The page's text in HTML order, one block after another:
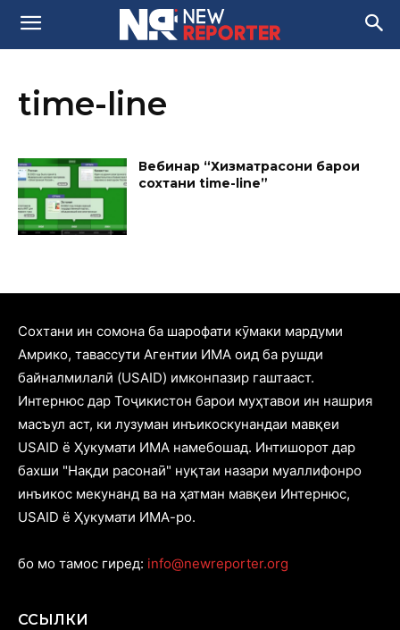
time-line
Вебинар “Хизматрасони барои
сохтани time-line”
Cохтани ин сомона ба шарофати кӯмаки мардуми
Амрико, тавассути Агентии ИМА оид ба рушди
байналмилалӣ (USAID) имконпазир гаштааст.
Интернюс дар Тоҷикистон барои муҳтавои ин нашрия
масъул аст, ки лузуман инъикоскунандаи мавқеи
USAID ё Ҳукумати ИМА намебошад. Интишорот дар
бахши "Нақди расонаӣ" нуқтаи назари муаллифонро
инъикос мекунанд ва на ҳатман мавқеи Интернюс,
USAID ё Ҳукумати ИМА-ро.
бо мо тамос гиред: info@newreporter.org
ССЫЛКИ